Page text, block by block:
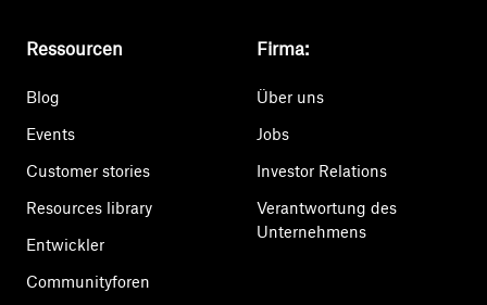
Ressourcen
Blog
Events
Customer stories
Resources library
Entwickler
Communityforen
Firma:
Über uns
Jobs
Investor Relations
Verantwortung des
Unternehmens